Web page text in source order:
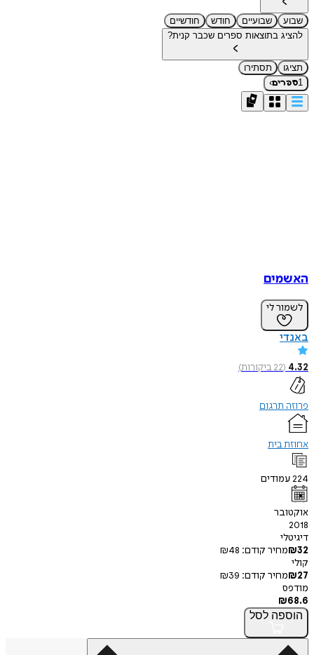
שבוע שבועיים חודש
חודשיים
להציג בתוצאות ספרים שכבר קנית?
תציגו
תסתירו
1ספרים›
האשמים
לשמור לי
באנדי
4.32
(
22ביקורות)
פרוזה תרגום
אחוזת בית
224עמודים
אוקטובר
2018
דיגיטלי
₪32 מחיר קודם: ₪48
קולי
₪27 מחיר קודם: ₪39
מודפס
₪68.6
הוספה לסל